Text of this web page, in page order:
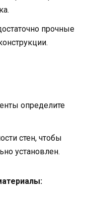
прочные
определите
стен, чтобы
установлен.